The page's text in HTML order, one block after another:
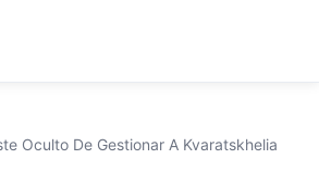
Oculto De Gestionar A Kvaratskhelia